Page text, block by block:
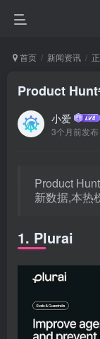
首页 新闻资讯
Product Hunt
小爱
3个月前发布
Product
新数据,本热
1. Plurai